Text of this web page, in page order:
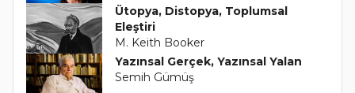
Ütopya, Distopya, Toplumsal
Eleştiri
M. Keith Booker
Yazınsal Gerçek, Yazınsal Yalan
Semih Gümüş